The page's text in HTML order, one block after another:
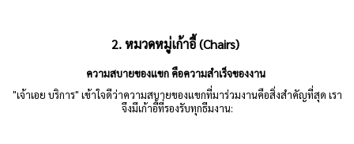
2. หมวดหมู่เก้าอี้ (Chairs)
ความสบายของแขก คือความสำเร็จของงาน
"เจ้าเอย บริการ" เข้าใจดีว่าความสบายของแขกที่มาร่วมงานคือสิ่งสำคัญที่สุด เรา
จึงมีเก้าอี้ที่รองรับทุกธีมงาน: